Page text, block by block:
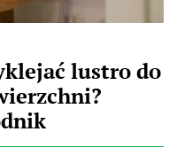
lustro do